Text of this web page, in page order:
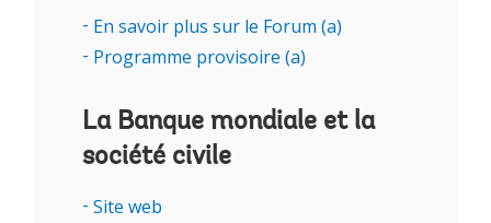
jeunes, l’emploi et l’enjeu des ressources.
En savoir plus sur le Forum (a)
Programme provisoire (a)
La Banque mondiale et la
société civile
Site web